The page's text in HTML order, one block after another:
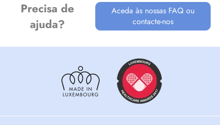
Precisa de
ajuda?
Aceda às nossas FAQ ou
contacte-nos